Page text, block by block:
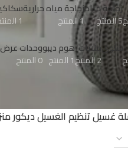
زجاجة مياه
5 المنتج
زجاجة مياه حرارية
1 المنتج
1 المنتج
شتوىملايات
2 المنتج
هوم ديبو
1 المنتج
وحدات عرض
0 المنتج
تنظيم الغسيل ديكور